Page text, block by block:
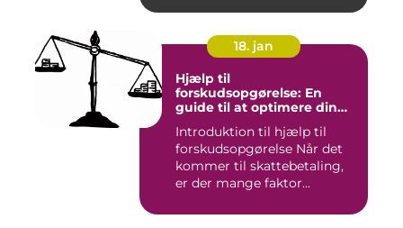
18. jan
Hjælp til
forskudsopgørelse: En
guide til at optimere din
Introduktion til hjælp til
forskudsopgørelse Når det
kommer til skattebetaling,
er der mange faktor...